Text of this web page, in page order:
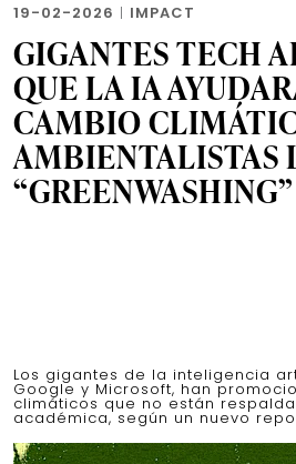
19-02-2026 | IMPACT
GIGANTES TECH
QUE LA IA
CAMBIO
AMBIENTALISTAS
“GREENWASHING”
Los gigantes de la inteligencia
Google y Microsoft, han
climáticos que no están
académica, según un nuevo